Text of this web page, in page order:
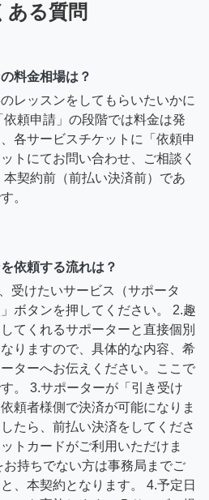
ある質問
料金相場は？
レッスンをしてもらいたいかに
頼申請」の段階では料金は発
各サービスチケットに「依頼申
トにてお問い合わせ、ご相談く
契約前（前払い決済前）であ
。
依頼する流れは？
受けたいサービス（サポータ
ボタンを押してください。 2.趣
てくれるサポーターと直接個別
りますので、具体的な内容、希
ターへお伝えください。ここで
。 3.サポーターが「引き受け
頼者様側で決済が可能になりま
たら、前払い決済をしてくださ
トカードがご利用いただけま
持ちでない方は事務局までご
、本契約となります。 4.予定日